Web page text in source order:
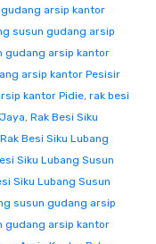
arsip kantor
susun gudang arsip
gudang arsip kantor
arsip kantor Pesisir
kantor Pidie, rak besi
, Rak Besi Siku
Rak Besi Siku Lubang
Siku Lubang Susun
Siku Lubang Susun
susun gudang arsip
gudang arsip kantor